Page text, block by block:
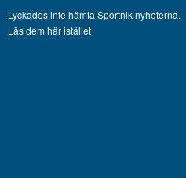
Lyckades inte hämta Sportnik nyheterna.
Läs dem här istället